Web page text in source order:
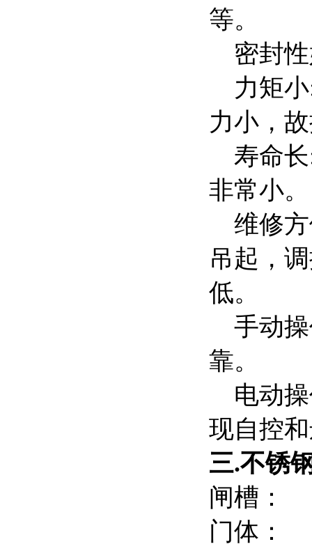
等。
密封性
力矩小
力小，
寿命长
非常小。
维修方
吊起，
低。
手动操
靠。
电动操
现自控
三.不锈
闸槽
门体